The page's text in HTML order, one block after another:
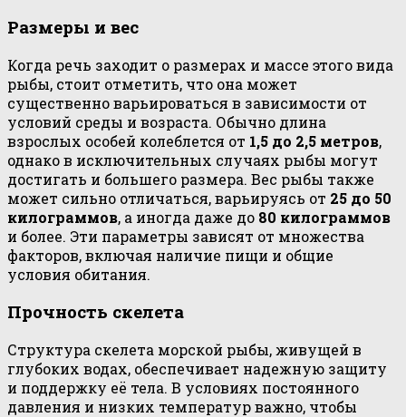
Размеры и вес
Когда речь заходит о размерах и массе этого вида
рыбы, стоит отметить, что она может
существенно варьироваться в зависимости от
условий среды и возраста. Обычно длина
взрослых особей колеблется от 1,5 до 2,5 метров,
однако в исключительных случаях рыбы могут
достигать и большего размера. Вес рыбы также
может сильно отличаться, варьируясь от 25 до 50
килограммов, а иногда даже до 80 килограммов
и более. Эти параметры зависят от множества
факторов, включая наличие пищи и общие
условия обитания.
Прочность скелета
Структура скелета морской рыбы, живущей в
глубоких водах, обеспечивает надежную защиту
и поддержку её тела. В условиях постоянного
давления и низких температур важно, чтобы